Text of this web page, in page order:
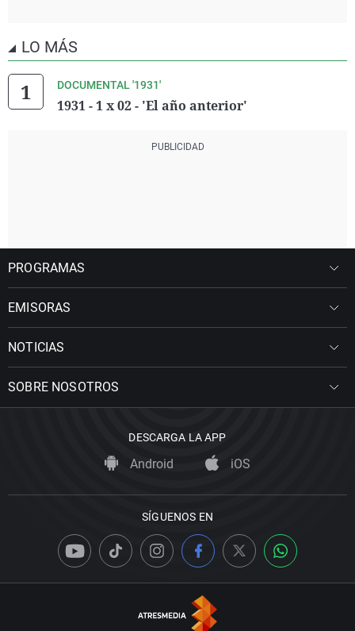
LO MÁS
DOCUMENTAL '1931'
1931 - 1 x 02 - 'El año anterior'
PROGRAMAS
EMISORAS
NOTICIAS
SOBRE NOSOTROS
DESCARGA LA APP
Android iOS
SÍGUENOS EN